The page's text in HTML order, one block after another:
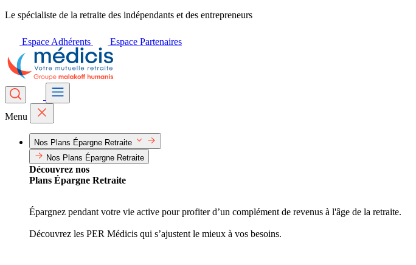
Le spécialiste de la retraite des indépendants et des entrepreneurs
Espace Adhérents Espace Partenaires
Menu
Nos Plans Épargne Retraite
Nos Plans Épargne Retraite
Découvrez nos
Plans Épargne Retraite
Épargnez pendant votre vie active pour profiter d’un complément de revenus à l'âge de la retraite.
Découvrez les PER Médicis qui s’ajustent le mieux à vos besoins.